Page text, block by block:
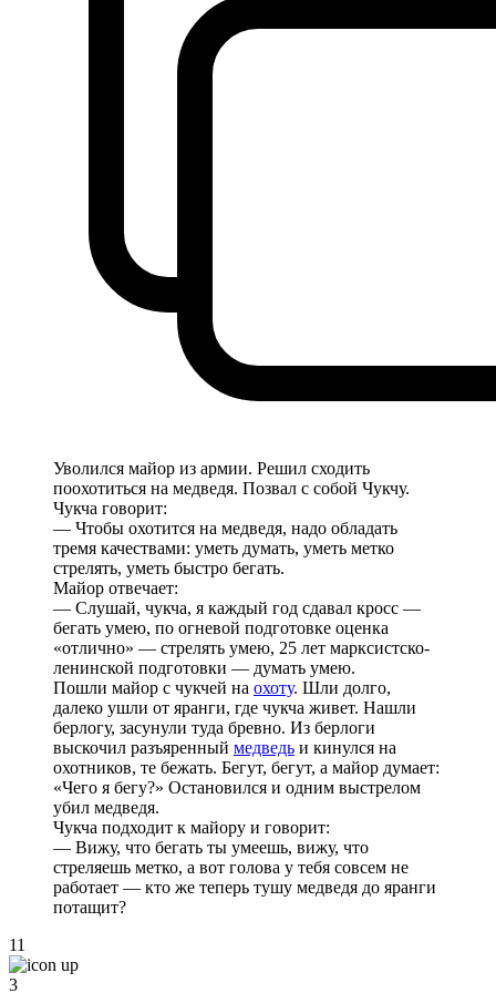
Уволился майор из армии. Решил сходить
поохотиться на медведя. Позвал с собой Чукчу.
Чукча говорит:
— Чтобы охотится на медведя, надо обладать
тремя качествами: уметь думать, уметь метко
стрелять, уметь быстро бегать.
Майор отвечает:
— Слушай, чукча, я каждый год сдавал кросс —
бегать умею, по огневой подготовке оценка
«отлично» — стрелять умею, 25 лет марксистско-
ленинской подготовки — думать умею.
Пошли майор с чукчей на охоту. Шли долго,
далеко ушли от яранги, где чукча живет. Нашли
берлогу, засунули туда бревно. Из берлоги
выскочил разъяренный медведь и кинулся на
охотников, те бежать. Бегут, бегут, а майор думает:
«Чего я бегу?» Остановился и одним выстрелом
убил медведя.
Чукча подходит к майору и говорит:
— Вижу, что бегать ты умеешь, вижу, что
стреляешь метко, а вот голова у тебя совсем не
работает — кто же теперь тушу медведя до яранги
потащит?
11
3